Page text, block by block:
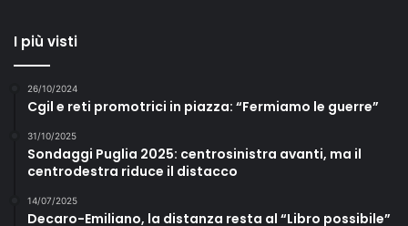
I più visti
26/10/2024
Cgil e reti promotrici in piazza: “Fermiamo le guerre”
31/10/2025
Sondaggi Puglia 2025: centrosinistra avanti, ma il
centrodestra riduce il distacco
14/07/2025
Decaro-Emiliano, la distanza resta al “Libro possibile”